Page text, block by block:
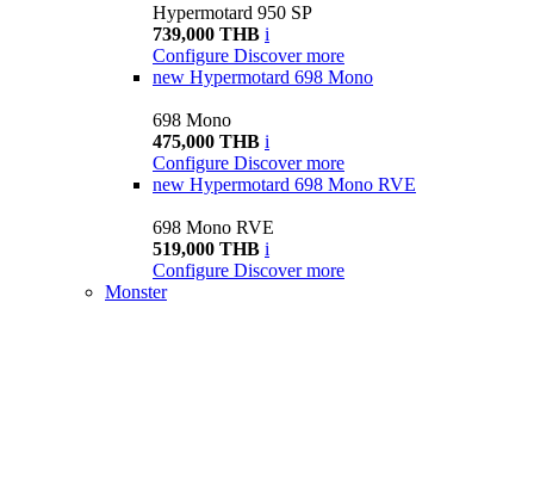
Hypermotard 950 SP
739,000 THB i
Configure Discover more
new Hypermotard 698 Mono
698 Mono
475,000 THB i
Configure Discover more
new Hypermotard 698 Mono RVE
698 Mono RVE
519,000 THB i
Configure Discover more
Monster